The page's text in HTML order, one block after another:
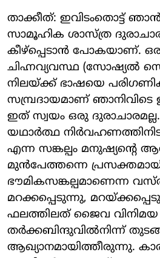
താക്കീത്: ഇവിടംതൊട്ട്
സാമൂഹിക ശാസ്ത്ര
കീഴ്പ്പെടാന്‍ പോകയാണ്.
ചിഹ്നവ്യവസ്ഥ (സോഷ്യല്‍
നിലയ്ക്ക് ഭാഷയെ
സമ്പ്രദായമാണ് ഞാനിവിടെ
ഇത് സ്വയം ഒരു
യഥാര്‍ത്ഥ
എന്ന സങ്കല്പം മനുഷ്യന്റെ
മുന്‍പേത്തന്നെ
ഭൗമികസങ്കല്പമാണെന്ന
മറക്കപ്പെടുന്നു,
ഫലത്തിലത് ജൈവ വിനിമയ
തര്‍ക്കബിന്ദുവില്‍നിന്ന്
ആഖ്യാനമായിത്തീരുന്നു.